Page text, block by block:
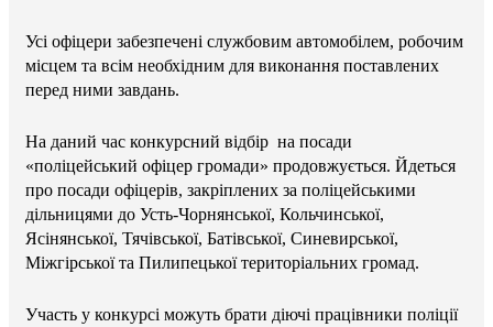
Усі офіцери забезпечені службовим автомобілем, робочим
місцем та всім необхідним для виконання поставлених
перед ними завдань.
На даний час конкурсний відбір на посади
«поліцейський офіцер громади» продовжується. Йдеться
про посади офіцерів, закріплених за поліцейськими
дільницями до Усть-Чорнянської, Кольчинської,
Ясінянської, Тячівської, Батівської, Синевирської,
Міжгірської та Пилипецької територіальних громад.
Участь у конкурсі можуть брати діючі працівники поліції